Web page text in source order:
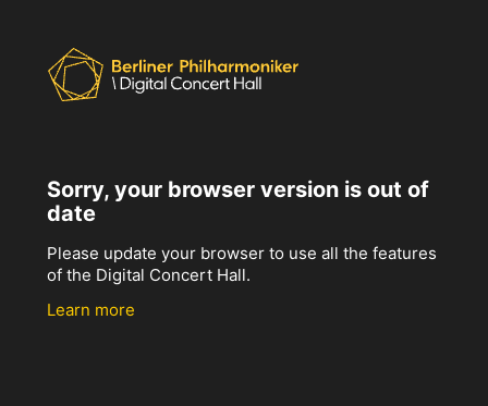
Sorry, your browser version is out of
date
Please update your browser to use all the features
of the Digital Concert Hall.
Learn more